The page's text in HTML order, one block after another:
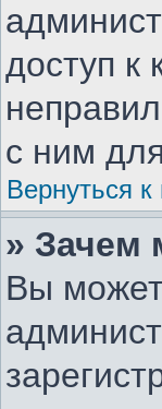
доступ к
с ним
Вернуться к
» Зачем
Вы